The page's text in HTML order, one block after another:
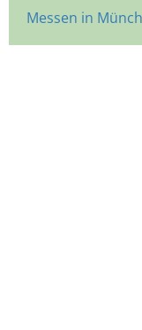
Messen in